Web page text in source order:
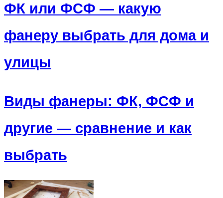
ФК или ФСФ — какую
фанеру выбрать для дома и
улицы
Виды фанеры: ФК, ФСФ и
другие — сравнение и как
выбрать